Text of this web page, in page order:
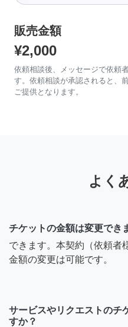
販売金額
¥2,000
依頼相談後、メッセージで依頼
す。依頼相談が承認されると、
ご提供となります。
よく
チケットの金額は変更でき
できます。本契約（依頼者
金額の変更は可能です。
サービスやリクエストのチ
すか？